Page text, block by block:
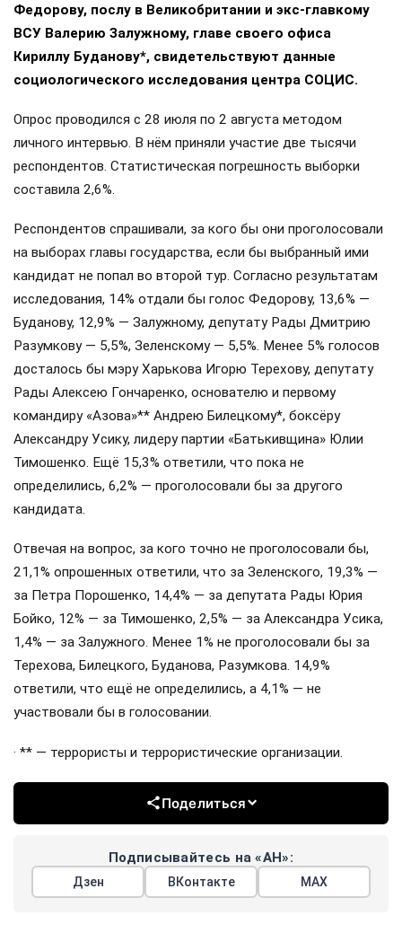
Федорову, послу в Великобритании и экс-главкому
ВСУ Валерию Залужному, главе своего офиса
Кириллу Буданову*, свидетельствуют данные
социологического исследования центра СОЦИС.
Опрос проводился с 28 июля по 2 августа методом
личного интервью. В нём приняли участие две тысячи
респондентов. Статистическая погрешность выборки
составила 2,6%.
Респондентов спрашивали, за кого бы они проголосовали
на выборах главы государства, если бы выбранный ими
кандидат не попал во второй тур. Согласно результатам
исследования, 14% отдали бы голос Федорову, 13,6% —
Буданову, 12,9% — Залужному, депутату Рады Дмитрию
Разумкову — 5,5%, Зеленскому — 5,5%. Менее 5% голосов
досталось бы мэру Харькова Игорю Терехову, депутату
Рады Алексею Гончаренко, основателю и первому
командиру «Азова»** Андрею Билецкому*, боксёру
Александру Усику, лидеру партии «Батькивщина» Юлии
Тимошенко. Ещё 15,3% ответили, что пока не
определились, 6,2% — проголосовали бы за другого
кандидата.
Отвечая на вопрос, за кого точно не проголосовали бы,
21,1% опрошенных ответили, что за Зеленского, 19,3% —
за Петра Порошенко, 14,4% — за депутата Рады Юрия
Бойко, 12% — за Тимошенко, 2,5% — за Александра Усика,
1,4% — за Залужного. Менее 1% не проголосовали бы за
Терехова, Билецкого, Буданова, Разумкова. 14,9%
ответили, что ещё не определились, а 4,1% — не
участвовали бы в голосовании.
· ** — террористы и террористические организации.
Поделиться
Подписывайтесь на «АН»:
Дзен ВКонтакте МАХ